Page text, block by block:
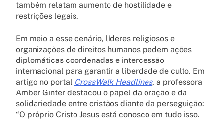
também relatam aumento de hostilidade e
restrições legais.
Em meio a esse cenário, líderes religiosos e
organizações de direitos humanos pedem ações
diplomáticas coordenadas e intercessão
internacional para garantir a liberdade de culto. Em
artigo no portal CrossWalk Headlines, a professora
Amber Ginter destacou o papel da oração e da
solidariedade entre cristãos diante da perseguição:
“O próprio Cristo Jesus está conosco em tudo isso.